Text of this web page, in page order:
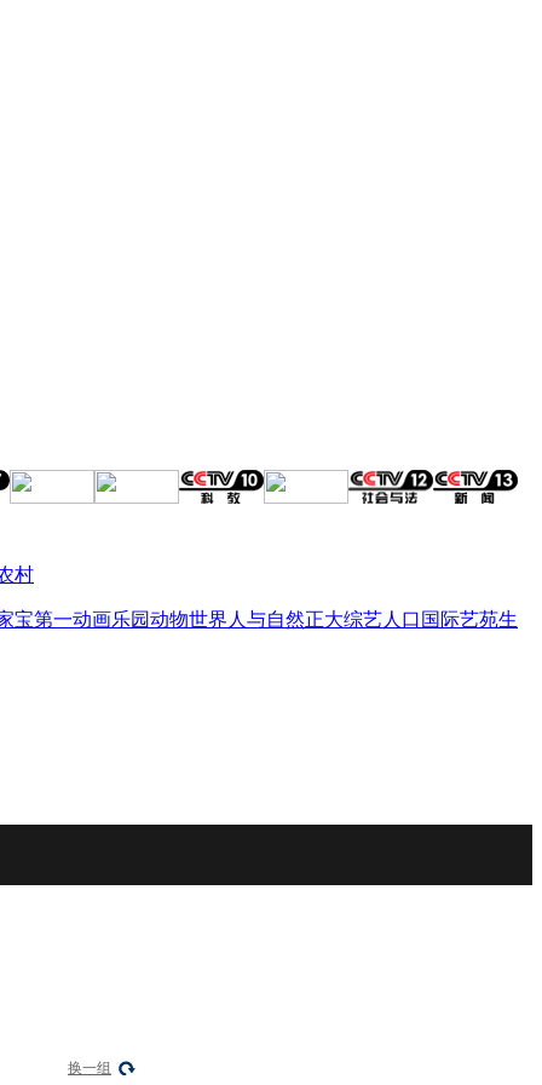
村
宝第一动画乐园动物世界 人与自然正大综艺人口 国际艺苑生
换一组